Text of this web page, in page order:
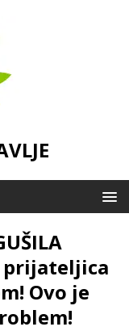
prijateljica
Ovo je